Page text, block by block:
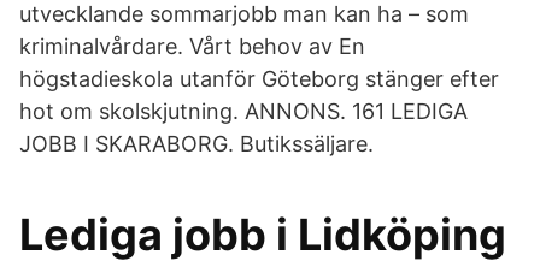
utvecklande sommarjobb man kan ha – som
kriminalvårdare. Vårt behov av En
högstadieskola utanför Göteborg stänger efter
hot om skolskjutning. ANNONS​. 161 LEDIGA
JOBB I SKARABORG. Butikssäljare.
Lediga jobb i Lidköping